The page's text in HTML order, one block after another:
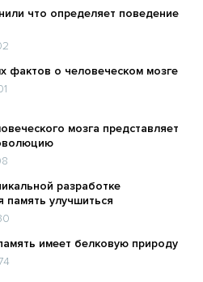
что определяет поведение
фактов о человеческом мозге
мозга представляет
разработке
память улучшиться
имеет белковую природу